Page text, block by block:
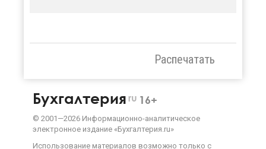
Распечатать
Бухгалтерия ru 16+
© 2001—2026 Информационно-аналитическое
электронное издание «Бухгалтерия.ru»
Использование материалов возможно только с